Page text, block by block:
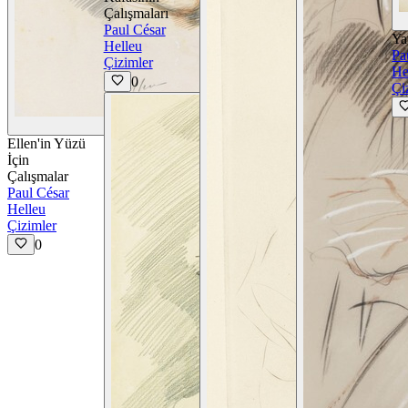
Detayları Görüntüle
Ellen'in Yüzü
İçin
Çalışmalar
Paul César
Helleu
Çizimler
0
Çalışmaları
Paul César
Helleu
Çizimler
0